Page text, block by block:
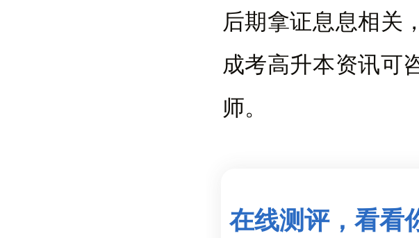
后期拿证息息相关
成考高升本资讯可
师。
在线测评，看看